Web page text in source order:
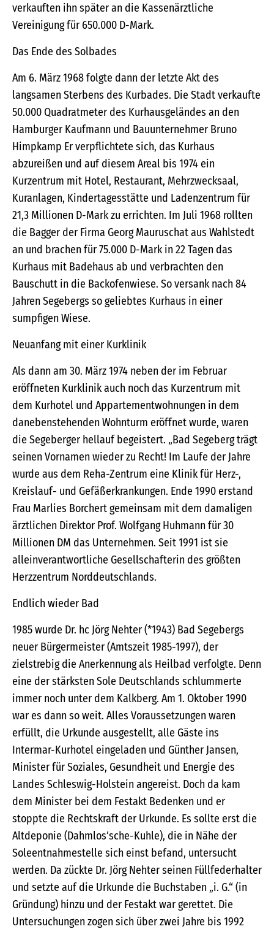
verkauften ihn später an die Kassenärztliche
Vereinigung für 650.000 D-Mark.
Das Ende des Solbades
Am 6. März 1968 folgte dann der letzte Akt des
langsamen Sterbens des Kurbades. Die Stadt verkaufte
50.000 Quadratmeter des Kurhausgeländes an den
Hamburger Kaufmann und Bauunternehmer Bruno
Himpkamp Er verpflichtete sich, das Kurhaus
abzureißen und auf diesem Areal bis 1974 ein
Kurzentrum mit Hotel, Restaurant, Mehrzwecksaal,
Kuranlagen, Kindertagesstätte und Ladenzentrum für
21,3 Millionen D-Mark zu errichten. Im Juli 1968 rollten
die Bagger der Firma Georg Mauruschat aus Wahlstedt
an und brachen für 75.000 D-Mark in 22 Tagen das
Kurhaus mit Badehaus ab und verbrachten den
Bauschutt in die Backofenwiese. So versank nach 84
Jahren Segebergs so geliebtes Kurhaus in einer
sumpfigen Wiese.
Neuanfang mit einer Kurklinik
Als dann am 30. März 1974 neben der im Februar
eröffneten Kurklinik auch noch das Kurzentrum mit
dem Kurhotel und Appartementwohnungen in dem
danebenstehenden Wohnturm eröffnet wurde, waren
die Segeberger hellauf begeistert. „Bad Segeberg trägt
seinen Vornamen wieder zu Recht! Im Laufe der Jahre
wurde aus dem Reha-Zentrum eine Klinik für Herz-,
Kreislauf- und Gefäßerkrankungen. Ende 1990 erstand
Frau Marlies Borchert gemeinsam mit dem damaligen
ärztlichen Direktor Prof. Wolfgang Huhmann für 30
Millionen DM das Unternehmen. Seit 1991 ist sie
alleinverantwortliche Gesellschafterin des größten
Herzzentrum Norddeutschlands.
Endlich wieder Bad
1985 wurde Dr. hc Jörg Nehter (*1943) Bad Segebergs
neuer Bürgermeister (Amtszeit 1985-1997), der
zielstrebig die Anerkennung als Heilbad verfolgte. Denn
eine der stärksten Sole Deutschlands schlummerte
immer noch unter dem Kalkberg. Am 1. Oktober 1990
war es dann so weit. Alles Voraussetzungen waren
erfüllt, die Urkunde ausgestellt, alle Gäste ins
Intermar-Kurhotel eingeladen und Günther Jansen,
Minister für Soziales, Gesundheit und Energie des
Landes Schleswig-Holstein angereist. Doch da kam
dem Minister bei dem Festakt Bedenken und er
stoppte die Rechtskraft der Urkunde. Es sollte erst die
Altdeponie (Dahmlos‘sche-Kuhle), die in Nähe der
Soleentnahmestelle sich einst befand, untersucht
werden. Da zückte Dr. Jörg Nehter seinen Füllfederhalter
und setzte auf die Urkunde die Buchstaben „i. G.“ (in
Gründung) hinzu und der Festakt war gerettet. Die
Untersuchungen zogen sich über zwei Jahre bis 1992